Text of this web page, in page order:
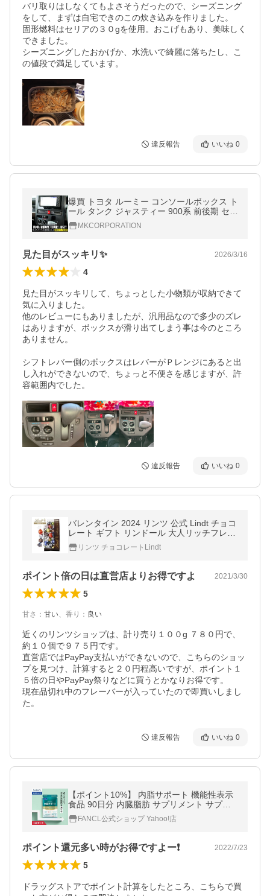
バリ取りはしなくてもよさそうだったので、シーズニング
をして、まずは自宅できのこの炊き込みを作りました。
固形燃料はセリアの３０gを使用。おこげもあり、美味しく
できました。
シーズニングしたおかげか、水洗いで綺麗に落ちたし、こ
の値段で満足しています。
違反報告 いいね 0
爆買 トヨタ ルーミー コンソールボックス ト
ール タンク ジャスティー 900系 前後期 セン
タークラスターポケット 引き出しトレイ 車
収納 カー用品 内装 TOYOTA
MKCORPORATION
見た目がスッキリ✨ 2026/3/16
4
見た目がスッキリして、ちょっとした小物類が収納できて
気に入りました。
他のレビューにもありましたが、汎用品なので多少のズレ
はありますが、ボックスが滑り出てしまう事は今のところ
ありません。
シフトレバー側のボックスはレバーがＰレンジにあると出
し入れができないので、ちょっと不便さを感じますが、許
容範囲内でした。
違反報告 いいね 0
バレンタイン 2024 リンツ 公式 Lindt チョコ
レート ギフト リンドール 大人リッチフレー
バー10種30個入 [Bタイプ] 送料無料
リンツ チョコレートLindt
ポイント倍の日は直営店よりお得ですよ 2021/3/30
5
甘さ ： 甘い、 香り ： 良い
近くのリンツショップは、計り売り１００g ７８０円で、
約１０個で９７５円です。
直営店ではPayPay支払いができないので、こちらのショッ
プを見つけ、計算すると２０円程高いですが、ポイント１
５倍の日やPayPay祭りなどに買うとかなりお得です。
現在品切れ中のフレーバーが入っていたので即買いしまし
た。
違反報告 いいね 0
【ポイント10%】 内脂サポート 機能性表示
食品 90日分 内臓脂肪 サプリメント サプリ
ブラックジンジャー ファンケル 健康食品 FA
NCL 公式
FANCL公式ショップ Yahoo!店
ポイント還元多い時がお得ですよー❗️ 2022/7/23
5
ドラッグストアでポイント計算をしたところ、こちらで買